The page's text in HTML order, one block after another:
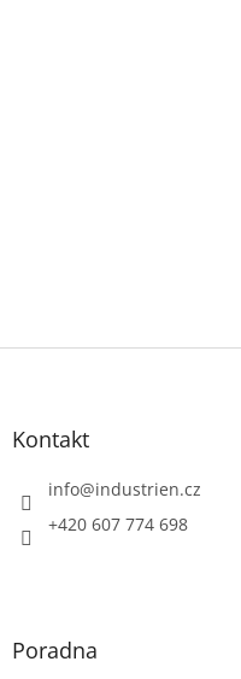
Z
Kontakt
info@industrien.cz
+420 607 774 698
Poradna